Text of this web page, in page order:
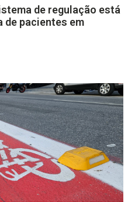
de regulação está
pacientes em